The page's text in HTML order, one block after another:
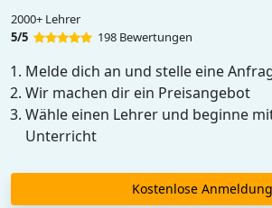
2000+ Lehrer
5/5
198 Bewertungen
Melde dich an und stelle eine
Wir machen dir ein Preisangebot
Wähle einen Lehrer und beginne
Unterricht
Kostenlose Anmeldung